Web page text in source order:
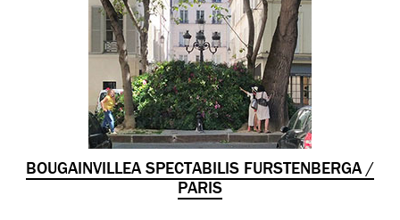
BOUGAINVILLEA SPECTABILIS FURSTENBERGA /
PARIS